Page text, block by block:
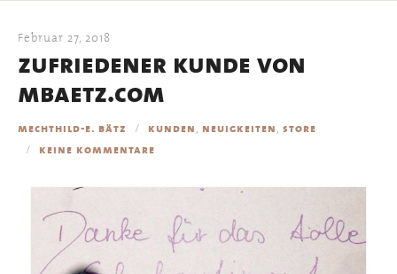
Februar 27, 2018
zufriedener kunde von
mbaetz.com
mechthild-e. bätz kunden, neuigkeiten, store
keine kommentare